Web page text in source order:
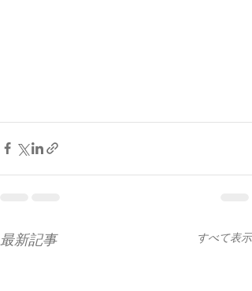
最新記事 すべて表示